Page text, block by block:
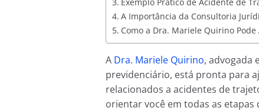
A Importância da Consultoria
Como a Dra. Mariele Quirino Pode
A Dra. Mariele Quirino, advogada
previdenciário, está pronta para
relacionados a acidentes de
orientar você em todas as etapas